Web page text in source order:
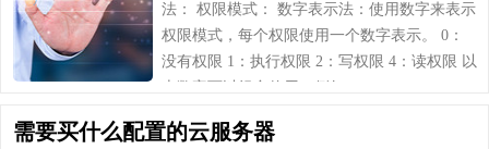
法： 权限模式： 数字表示法：使用数字来表示
权限模式，每个权限使用一个数字表示。 0：
没有权限 1：执行权限 2：写权限 4：读权限 以
上数字可以组合使用，例如7……
需要买什么配置的云服务器